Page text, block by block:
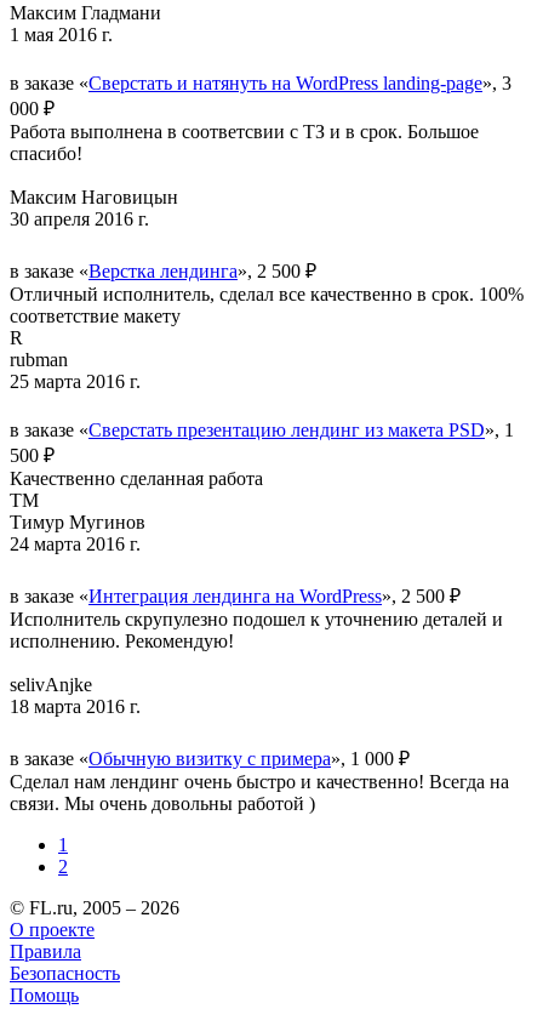
Максим Гладмани
1 мая 2016 г.
в заказе «Сверстать и натянуть на WordPress landing-page», 3
000 ₽
Работа выполнена в соответсвии с ТЗ и в срок. Большое
спасибо!
Максим Наговицын
30 апреля 2016 г.
в заказе «Верстка лендинга», 2 500 ₽
Отличный исполнитель, сделал все качественно в срок. 100%
соответствие макету
R
rubman
25 марта 2016 г.
в заказе «Сверстать презентацию лендинг из макета PSD», 1
500 ₽
Качественно сделанная работа
ТМ
Тимур Мугинов
24 марта 2016 г.
в заказе «Интеграция лендинга на WordPress», 2 500 ₽
Исполнитель скрупулезно подошел к уточнению деталей и
исполнению. Рекомендую!
selivAnjke
18 марта 2016 г.
в заказе «Обычную визитку с примера», 1 000 ₽
Сделал нам лендинг очень быстро и качественно! Всегда на
связи. Мы очень довольны работой )
1
2
© FL.ru, 2005 – 2026
О проекте
Правила
Безопасность
Помощь